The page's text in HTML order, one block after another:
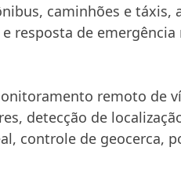
caminhões e táxis,
resposta de emergência
remoto de
detecção de
controle de geocerca,